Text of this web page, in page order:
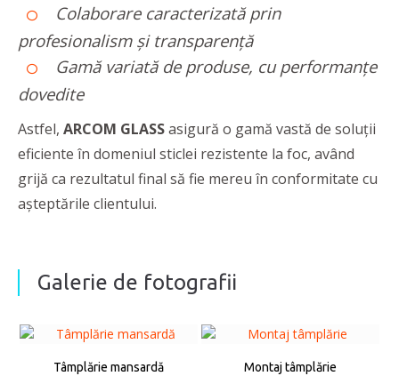
Colaborare caracterizată prin
profesionalism și transparență
Gamă variată de produse, cu performanțe
dovedite
Astfel, ARCOM GLASSasigură o gamă vastă de soluții
eficiente în domeniul sticlei rezistente la foc, având
grijă ca rezultatul final să fie mereu în conformitate cu
așteptările clientului.
Galerie de fotografii
Tâmplărie mansardă Montaj tâmplărie